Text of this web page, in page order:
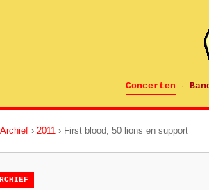
Concerten ·
Archief › 2011 › First blood, 50 lions en support